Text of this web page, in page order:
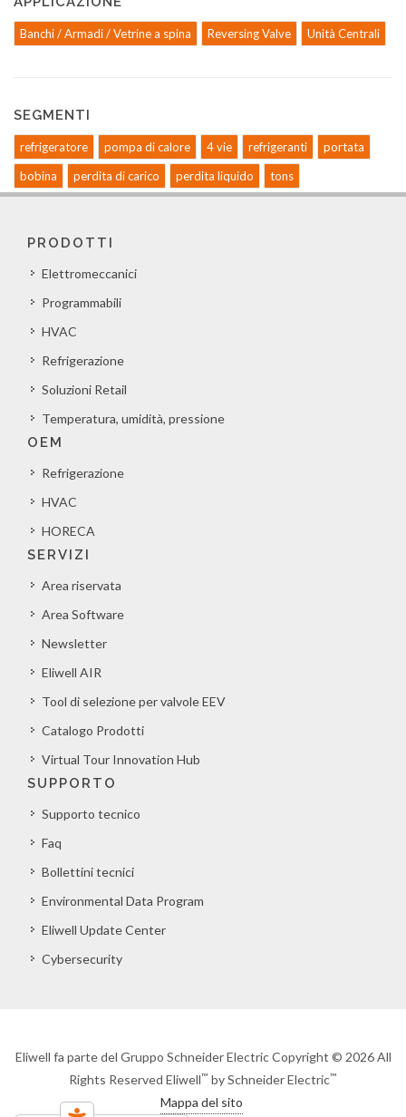
Banchi / Armadi / Vetrine a spina Reversing Valve Unità Centrali
SEGMENTI
refrigeratore pompa di calore 4 vie refrigeranti
portata
bobina
perdita di carico perdita liquido tons
PRODOTTI
Elettromeccanici
Programmabili
HVAC
Refrigerazione
Soluzioni Retail
Temperatura, umidità, pressione
OEM
Refrigerazione
HVAC
HORECA
SERVIZI
Area riservata
Area Software
Newsletter
Eliwell AIR
Tool di selezione per valvole EEV
Catalogo Prodotti
Virtual Tour Innovation Hub
SUPPORTO
Supporto tecnico
Faq
Bollettini tecnici
Environmental Data Program
Eliwell Update Center
Cybersecurity
Eliwell fa parte del Gruppo Schneider Electric Copyright © 2026 All
Rights Reserved Eliwell™ by Schneider Electric™
Mappa del sito